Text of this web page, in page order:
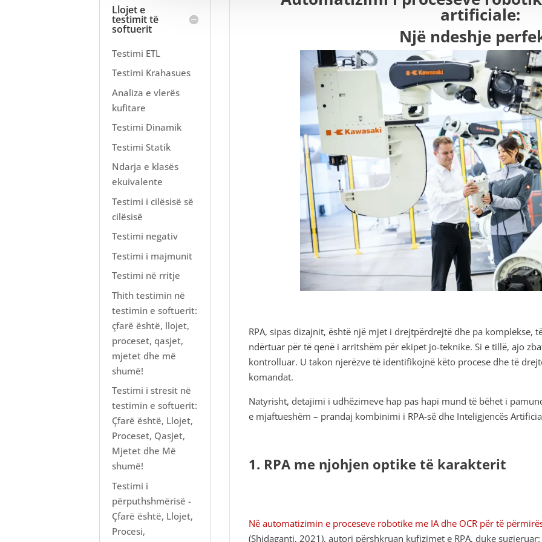
artificiale:
Një ndeshje
RPA, sipas dizajnit, është një mjet i drejtpërdrejtë dhe pa komplekse,
ndërtuar për të qenë i arritshëm për ekipet jo-teknike. Si e tillë, ajo
kontrolluar. U takon njerëzve të identifikojnë këto procese dhe të
komandat.
Natyrisht, detajimi i udhëzimeve hap pas hapi mund të bëhet i
e mjaftueshëm – prandaj kombinimi i RPA-së dhe Inteligjencës
1. RPA me njohjen optike të karakterit
Në automatizimin e proceseve robotike me IA dhe OCR për të
(Shidaganti, 2021), autori përshkruan kufizimet e RPA, duke
Llojet e
testimit të
softuerit
Testimi ETL
Testimi Krahasues
Analiza e vlerës
kufitare
Testimi Dinamik
Testimi Statik
Ndarja e klasës
ekuivalente
Testimi i cilësisë së
cilësisë
Testimi negativ
Testimi i majmunit
Testimi në rritje
Thith testimin në
testimin e softuerit:
çfarë është, llojet,
proceset, qasjet,
mjetet dhe më
shumë!
Testimi i stresit në
testimin e softuerit:
Çfarë është, Llojet,
Proceset, Qasjet,
Mjetet dhe Më
shumë!
Testimi i
përputhshmërisë -
Çfarë është, Llojet,
Procesi,